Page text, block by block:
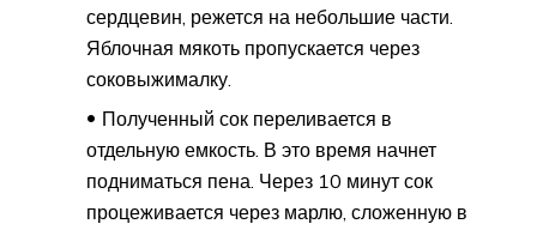
сердцевин, режется на небольшие части.
Яблочная мякоть пропускается через
соковыжималку.
Полученный сок переливается в
отдельную емкость. В это время начнет
подниматься пена. Через 10 минут сок
процеживается через марлю, сложенную в